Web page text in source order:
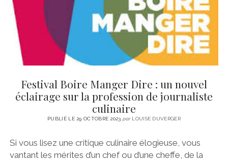
Festival Boire Manger Dire : un nouvel
éclairage sur la profession de journaliste
culinaire
PUBLIÉ LE 29 OCTOBRE 2023 parLOUISE DUVERGER
Si vous lisez une critique culinaire élogieuse, vous
vantant les mérites d’un chef ou d’une cheffe, de la